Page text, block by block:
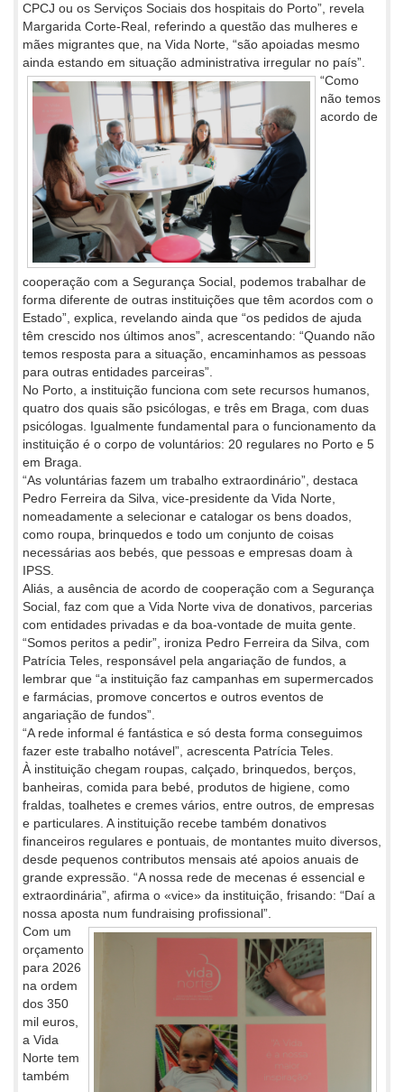
CPCJ ou os Serviços Sociais dos hospitais do Porto”, revela
Margarida Corte-Real, referindo a questão das mulheres e
mães migrantes que, na Vida Norte, “são apoiadas mesmo
ainda estando em situação administrativa irregular no país”.
“Como
não temos
acordo de
cooperação com a Segurança Social, podemos trabalhar de
forma diferente de outras instituições que têm acordos com o
Estado”, explica, revelando ainda que “os pedidos de ajuda
têm crescido nos últimos anos”, acrescentando: “Quando não
temos resposta para a situação, encaminhamos as pessoas
para outras entidades parceiras”.
No Porto, a instituição funciona com sete recursos humanos,
quatro dos quais são psicólogas, e três em Braga, com duas
psicólogas. Igualmente fundamental para o funcionamento da
instituição é o corpo de voluntários: 20 regulares no Porto e 5
em Braga.
“As voluntárias fazem um trabalho extraordinário”, destaca
Pedro Ferreira da Silva, vice-presidente da Vida Norte,
nomeadamente a selecionar e catalogar os bens doados,
como roupa, brinquedos e todo um conjunto de coisas
necessárias aos bebés, que pessoas e empresas doam à
IPSS.
Aliás, a ausência de acordo de cooperação com a Segurança
Social, faz com que a Vida Norte viva de donativos, parcerias
com entidades privadas e da boa-vontade de muita gente.
“Somos peritos a pedir”, ironiza Pedro Ferreira da Silva, com
Patrícia Teles, responsável pela angariação de fundos, a
lembrar que “a instituição faz campanhas em supermercados
e farmácias, promove concertos e outros eventos de
angariação de fundos”.
“A rede informal é fantástica e só desta forma conseguimos
fazer este trabalho notável”, acrescenta Patrícia Teles.
À instituição chegam roupas, calçado, brinquedos, berços,
banheiras, comida para bebé, produtos de higiene, como
fraldas, toalhetes e cremes vários, entre outros, de empresas
e particulares. A instituição recebe também donativos
financeiros regulares e pontuais, de montantes muito diversos,
desde pequenos contributos mensais até apoios anuais de
grande expressão. “A nossa rede de mecenas é essencial e
extraordinária”, afirma o «vice» da instituição, frisando: “Daí a
nossa aposta num fundraising profissional”.
Com um
orçamento
para 2026
na ordem
dos 350
mil euros,
a Vida
Norte tem
também